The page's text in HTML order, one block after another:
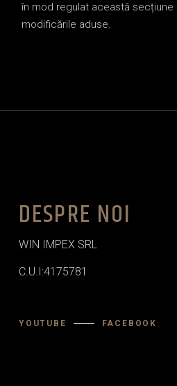
în mod regulat această
modificările aduse.
DESPRE NOI
WIN IMPEX SRL
C.U.I:4175781
YOUTUBE FACEBOOK